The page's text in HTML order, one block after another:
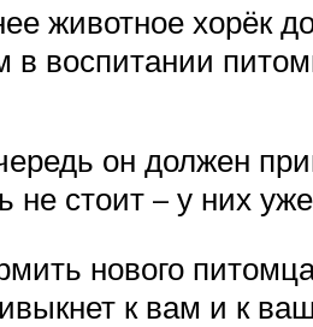
животное хорёк
в воспитании
он должен
не стоит – у них
нового
к вам и к